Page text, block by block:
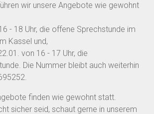
wir unsere Angebote wie gewohnt
- 18 Uhr, die offene Sprechstunde im
Kassel und,
von 16 - 17 Uhr, die
Die Nummer bleibt auch weiterhin
finden wie gewohnt statt.
sicher seid, schaut gerne in unserem